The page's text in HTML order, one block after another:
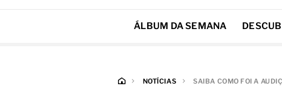
ÁLBUM DA SEMANA
NOTÍCIAS SAIBA COMO FOI A